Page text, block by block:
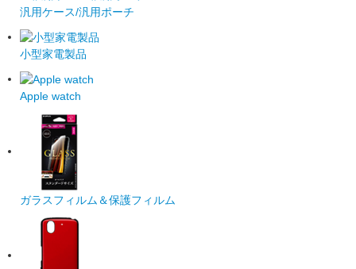
汎用ケース/汎用ポーチ
小型家電製品
Apple watch
ガラスフィルム＆保護フィルム